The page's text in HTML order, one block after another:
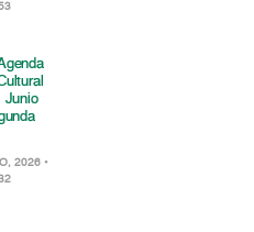
Junio
2026 •